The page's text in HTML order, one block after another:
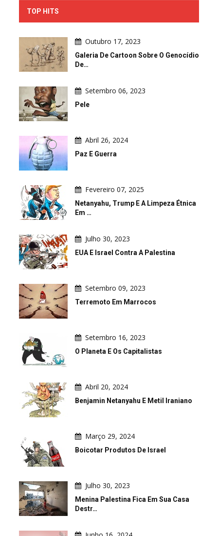
TOP HITS
Outubro 17, 2023
Galeria De Cartoon Sobre O Genocídio
De…
Setembro 06, 2023
Pele
Abril 26, 2024
Paz E Guerra
Fevereiro 07, 2025
Netanyahu, Trump E A Limpeza Étnica
Em …
Julho 30, 2023
EUA E Israel Contra A Palestina
Setembro 09, 2023
Terremoto Em Marrocos
Setembro 16, 2023
O Planeta E Os Capitalistas
Abril 20, 2024
Benjamin Netanyahu E Metil Iraniano
Março 29, 2024
Boicotar Produtos De Israel
Julho 30, 2023
Menina Palestina Fica Em Sua Casa
Destr…